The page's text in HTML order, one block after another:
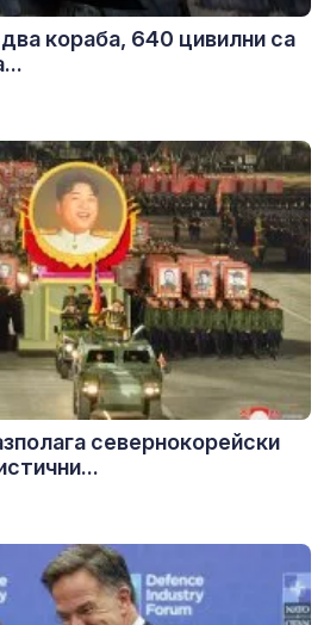
кораба, 640 цивилни са
севернокорейски